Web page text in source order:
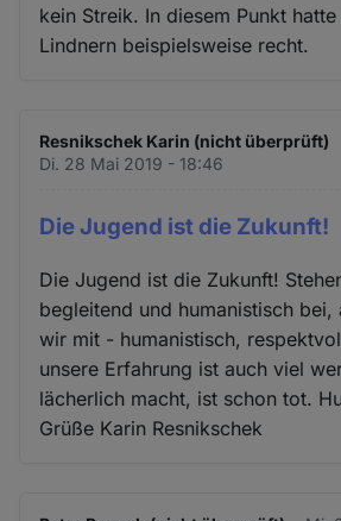
kein Streik. In diesem Punkt
Lindnern beispielsweise recht.
Resnikschek Karin (nicht überprüft)
Di. 28 Mai 2019 - 18:46
Die Jugend ist die Zukunft!
Die Jugend ist die Zukunft!
begleitend und humanistisch bei,
wir mit - humanistisch,
unsere Erfahrung ist auch viel
lächerlich macht, ist schon tot.
Grüße Karin Resnikschek